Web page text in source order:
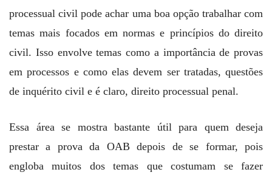
processual civil pode achar uma boa opção trabalhar com
temas mais focados em normas e princípios do direito
civil. Isso envolve temas como a importância de provas
em processos e como elas devem ser tratadas, questões
de inquérito civil e é claro, direito processual penal.
Essa área se mostra bastante útil para quem deseja
prestar a prova da OAB depois de se formar, pois
engloba muitos dos temas que costumam se fazer